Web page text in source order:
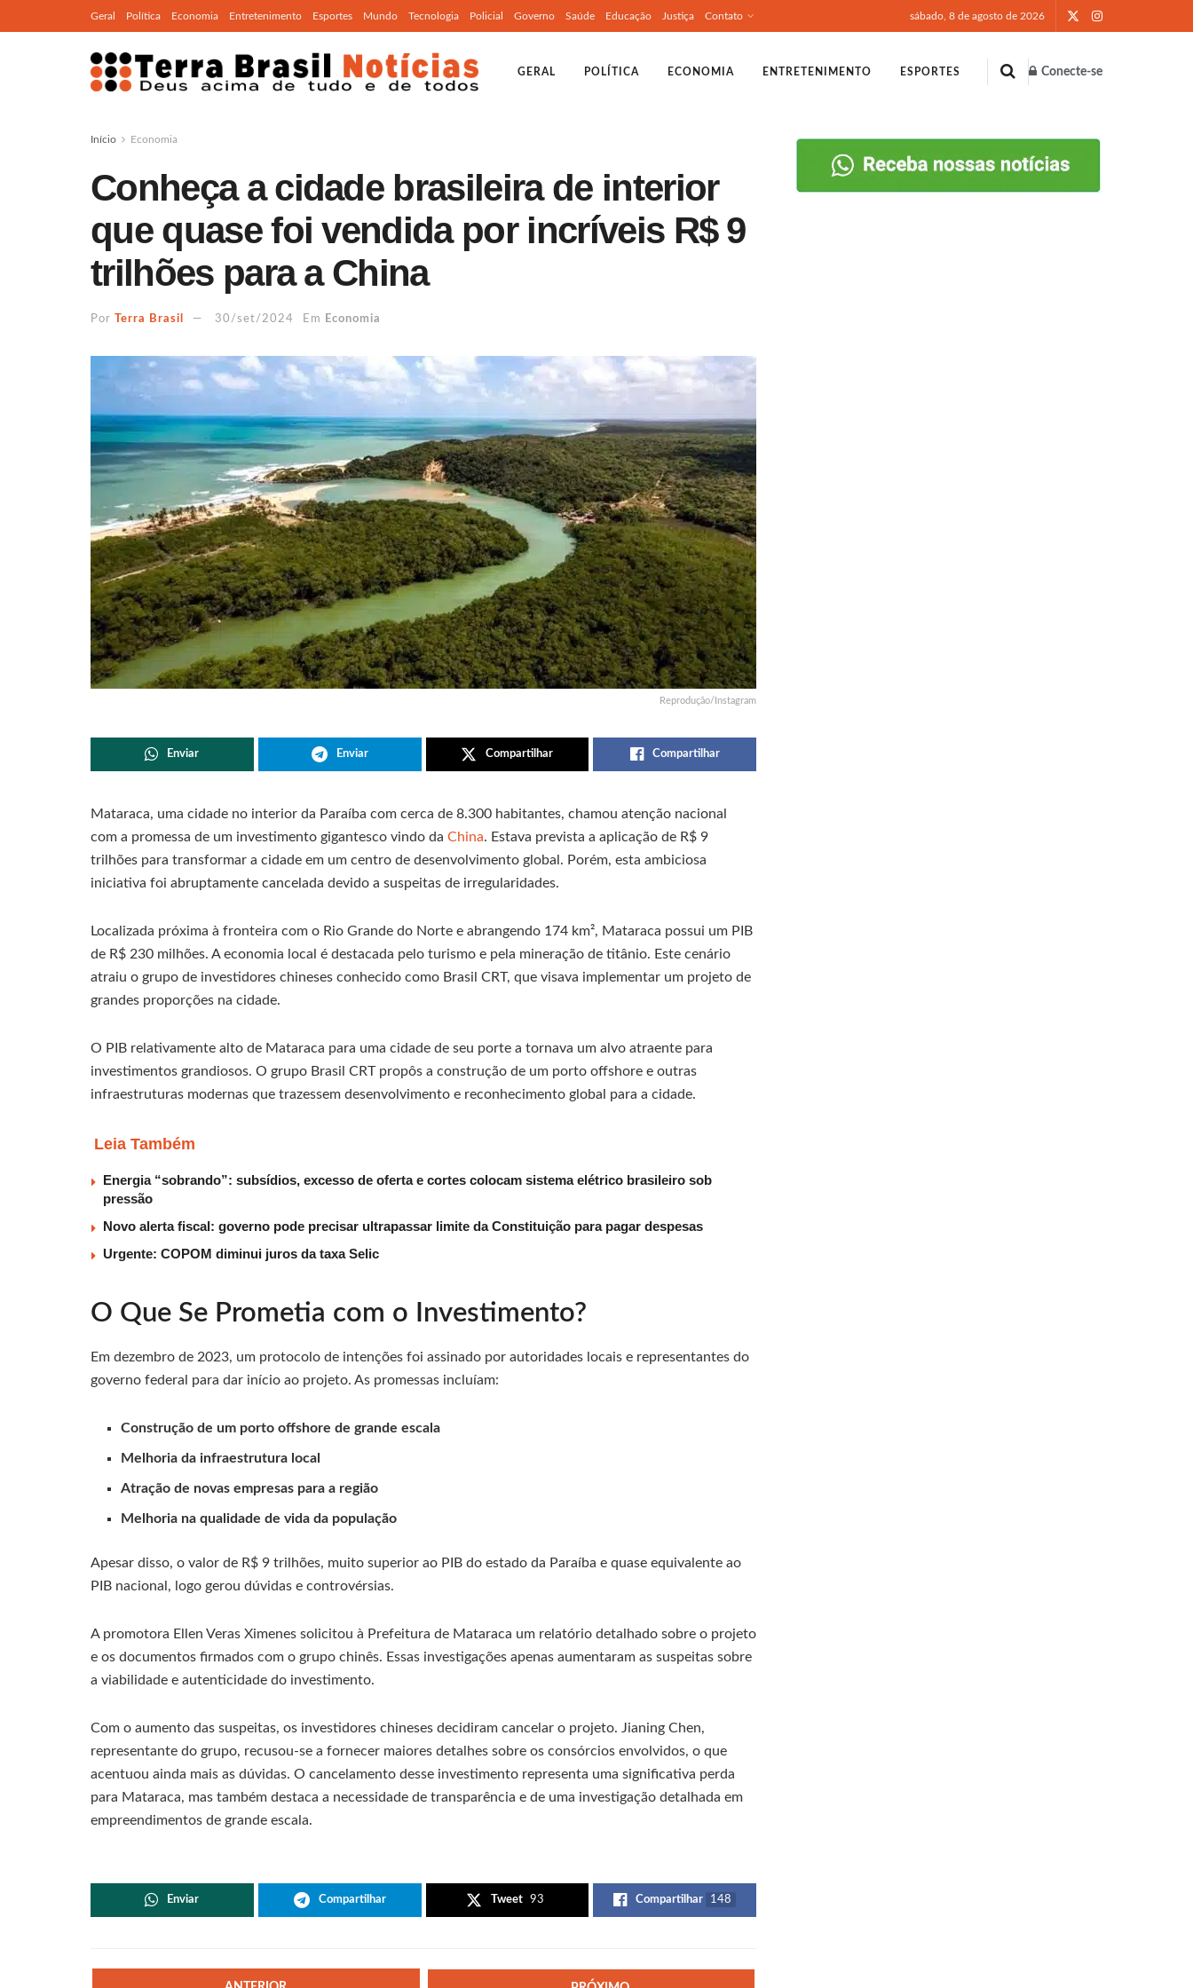
Geral Política Economia Entretenimento Esportes Mundo Tecnologia Policial Governo Saúde Educação Justiça Contato sábado, 8 de agosto de 2026
GERAL POLÍTICA ECONOMIA ENTRETENIMENTO ESPORTES Conecte-se
Início Economia
Conheça a cidade brasileira de interior
que quase foi vendida por incríveis R$ 9
trilhões para a China
Por Terra Brasil 30/set/2024 Em Economia
Reprodução/Instagram
Enviar Enviar Compartilhar Compartilhar
Mataraca, uma cidade no interior da Paraíba com cerca de 8.300 habitantes, chamou atenção nacional
com a promessa de um investimento gigantesco vindo da China. Estava prevista a aplicação de R$ 9
trilhões para transformar a cidade em um centro de desenvolvimento global. Porém, esta ambiciosa
iniciativa foi abruptamente cancelada devido a suspeitas de irregularidades.
Localizada próxima à fronteira com o Rio Grande do Norte e abrangendo 174 km², Mataraca possui um PIB
de R$ 230 milhões. A economia local é destacada pelo turismo e pela mineração de titânio. Este cenário
atraiu o grupo de investidores chineses conhecido como Brasil CRT, que visava implementar um projeto de
grandes proporções na cidade.
O PIB relativamente alto de Mataraca para uma cidade de seu porte a tornava um alvo atraente para
investimentos grandiosos. O grupo Brasil CRT propôs a construção de um porto offshore e outras
infraestruturas modernas que trazessem desenvolvimento e reconhecimento global para a cidade.
Leia Também
Energia “sobrando”: subsídios, excesso de oferta e cortes colocam sistema elétrico brasileiro sob
pressão
Novo alerta fiscal: governo pode precisar ultrapassar limite da Constituição para pagar despesas
Urgente: COPOM diminui juros da taxa Selic
O Que Se Prometia com o Investimento?
Em dezembro de 2023, um protocolo de intenções foi assinado por autoridades locais e representantes do
governo federal para dar início ao projeto. As promessas incluíam:
Construção de um porto offshore de grande escala
Melhoria da infraestrutura local
Atração de novas empresas para a região
Melhoria na qualidade de vida da população
Apesar disso, o valor de R$ 9 trilhões, muito superior ao PIB do estado da Paraíba e quase equivalente ao
PIB nacional, logo gerou dúvidas e controvérsias.
A promotora Ellen Veras Ximenes solicitou à Prefeitura de Mataraca um relatório detalhado sobre o projeto
e os documentos firmados com o grupo chinês. Essas investigações apenas aumentaram as suspeitas sobre
a viabilidade e autenticidade do investimento.
Com o aumento das suspeitas, os investidores chineses decidiram cancelar o projeto. Jianing Chen,
representante do grupo, recusou-se a fornecer maiores detalhes sobre os consórcios envolvidos, o que
acentuou ainda mais as dúvidas. O cancelamento desse investimento representa uma significativa perda
para Mataraca, mas também destaca a necessidade de transparência e de uma investigação detalhada em
empreendimentos de grande escala.
Enviar Compartilhar Tweet 93 Compartilhar 148